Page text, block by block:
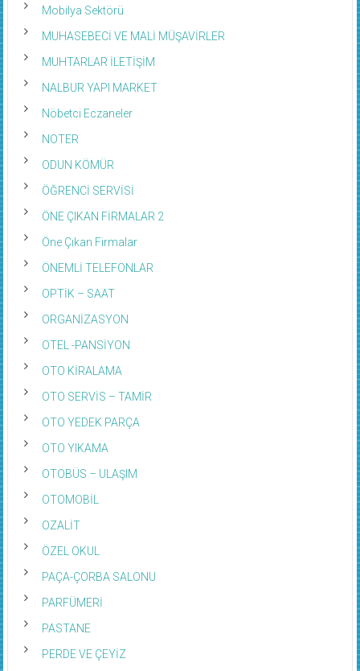
Mobilya Sektörü
MUHASEBECİ VE MALİ MÜŞAVİRLER
MUHTARLAR İLETİŞİM
NALBUR YAPI MARKET
Nöbetci Eczaneler
NOTER
ODUN KÖMÜR
ÖĞRENCİ SERVİSİ
ÖNE ÇIKAN FİRMALAR 2
Öne Çıkan Firmalar
ÖNEMLİ TELEFONLAR
OPTİK – SAAT
ORGANİZASYON
OTEL -PANSİYON
OTO KİRALAMA
OTO SERVİS – TAMİR
OTO YEDEK PARÇA
OTO YIKAMA
OTOBÜS – ULAŞIM
OTOMOBİL
OZALİT
ÖZEL OKUL
PAÇA-ÇORBA SALONU
PARFÜMERİ
PASTANE
PERDE VE ÇEYİZ